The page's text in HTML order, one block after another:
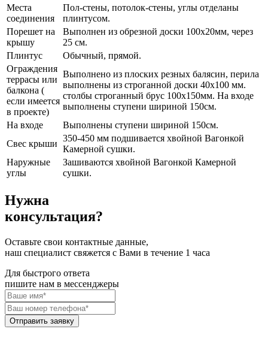
Места
соединения
Пол-стены, потолок-стены, углы отделаны
плинтусом.
Порешет на
крышу
Выполнен из обрезной доски 100х20мм, через
25 см.
Плинтус
Обычный, прямой.
Ограждения
террасы или
балкона (
если имеется
в проекте)
Выполнено из плоских резных балясин, перила
выполнены из строганной доски 40х100 мм.
столбы строганный брус 100х150мм. На входе
выполнены ступени шириной 150см.
На входе
Выполнены ступени шириной 150см.
Свес крыши
350-450 мм подшивается хвойной Вагонкой
Камерной сушки.
Наружные
углы
Зашиваются хвойной Вагонкой Камерной
сушки.
Нужна
консультация?
Оставьте свои контактные данные,
наш специалист свяжется с Вами в течение 1 часа
Для быстрого ответа
пишите нам в мессенджеры
Отправить заявку